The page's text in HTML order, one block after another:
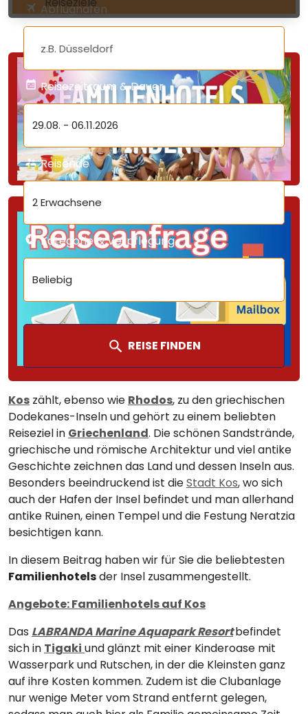
Abflughafen
Reisezeitraum & Dauer
29.08. -06.11.2026
Reisende
2 Erwachsene
Kategorie & Verpflegung
Beliebig
REISE FINDEN
Kos zählt, ebenso wie Rhodos, zu den griechischen
Dodekanes-Inseln und gehört zu einem beliebten
Reiseziel in Griechenland. Die schönen Sandstrände,
griechische und römische Architektur und viel antike
Geschichte zeichnen das Land und dessen Inseln aus.
Besonders beeindruckend ist dieStadt Kos, wo sich
auch der Hafen der Insel befindet und man allerhand
antike Ruinen, einen Tempel und die Festung Neratzia
besichtigen kann.
In diesem Beitrag haben wir für Sie die beliebtesten
Familienhotelsder Insel zusammengestellt.
Angebote: Familienhotels auf Kos
Das LABRANDA Marine Aquapark Resortbefindet
sich in Tigaki und glänzt mit einer Kinderoase mit
Wasserpark und Rutschen, in der die Kleinsten ganz
auf ihre Kosten kommen. Zudem ist die Clubanlage
nur wenige Meter vom Strand entfernt gelegen,